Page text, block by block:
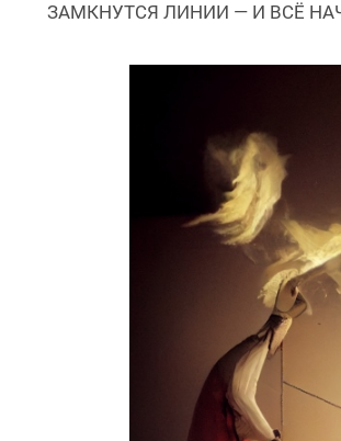
ЗАМКНУТСЯ ЛИНИИ — И ВСЁ